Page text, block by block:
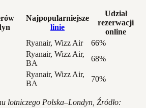
Najpopularniejsze
linie
Udział
rezerwacji
online
Ryanair, Wizz Air
66%
Ryanair, Wizz Air,
BA
68%
Ryanair, Wizz Air,
BA
70%
lotniczego Polska–Londyn, Źródło: